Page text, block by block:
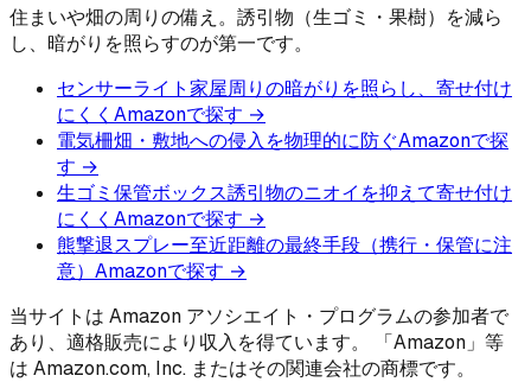
住まいや畑の周りの備え。誘引物（生ゴミ・果樹）を減ら
し、暗がりを照らすのが第一です。
センサーライト家屋周りの暗がりを照らし、寄せ付け
にくく Amazonで探す →
電気柵畑・敷地への侵入を物理的に防ぐAmazonで探
す →
生ゴミ保管ボックス誘引物のニオイを抑えて寄せ付け
にくく Amazonで探す →
熊撃退スプレー至近距離の最終手段（携行・保管に注
意） Amazonで探す →
当サイトは Amazon アソシエイト・プログラムの参加者で
あり、適格販売により収入を得ています。 「Amazon」等
は Amazon.com, Inc. またはその関連会社の商標です。